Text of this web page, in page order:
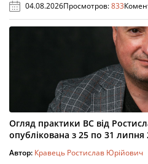
04.08.2026Просмотров:833
Огляд практики ВС від
опублікована з 25 по 31 липня
Автор: Кравець Ростислав Юрійович